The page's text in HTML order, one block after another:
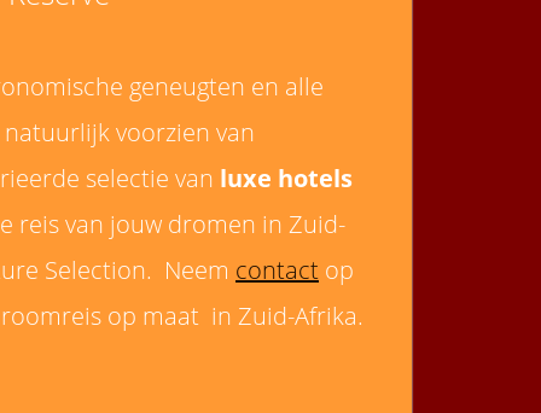
geneugten en alle
natuurlijk voorzien van
selectie van luxe hotels
reis van jouw dromen in Zuid-
Selection. Neem contact op
op maat in Zuid-Afrika.